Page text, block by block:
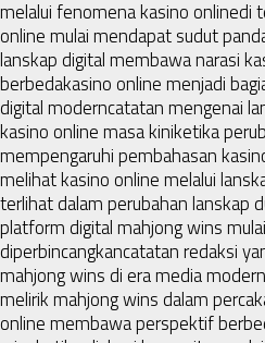
melalui fenomena kasino onlinedi
online mulai mendapat sudut
lanskap digital membawa narasi
berbedakasino online menjadi
digital moderncatatan mengenai
kasino online masa kiniketika
mempengaruhi pembahasan
melihat kasino online melalui
terlihat dalam perubahan lanskap
platform digital mahjong wins
diperbincangkancatatan redaksi
mahjong wins di era media modern
melirik mahjong wins dalam
online membawa perspektif